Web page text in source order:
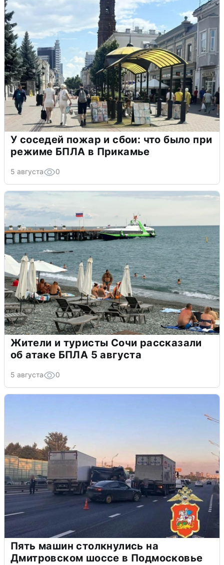
У соседей пожар и сбои: что было при
режиме БПЛА в Прикамье
5 августа 0
Жители и туристы Сочи рассказали
об атаке БПЛА 5 августа
5 августа 0
Пять машин столкнулись на
Дмитровском шоссе в Подмосковье